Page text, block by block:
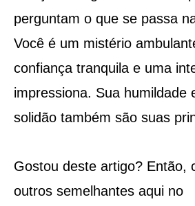
perguntam o que se passa
Você é um mistério
confiança tranquila e uma
impressiona. Sua humildade
solidão também são suas
Gostou deste artigo? Então,
outros semelhantes aqui no